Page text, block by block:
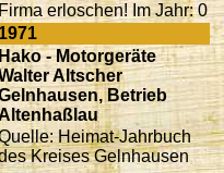
erloschen! Im Jahr: 0
1971
- Motorgeräte
Altscher
Betrieb
Heimat-Jahrbuch
Kreises Gelnhausen